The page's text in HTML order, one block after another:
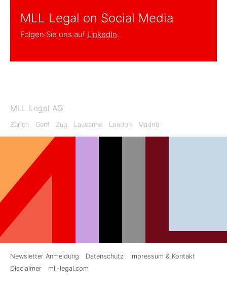
MLL Legal on Social Media
Folgen Sie uns auf LinkedIn.
MLL Legal AG
Zürich Genf Zug Lausanne London Madrid
Newsletter Anmeldung Datenschutz
Impressum & Kontakt
Disclaimer
mll-legal.com